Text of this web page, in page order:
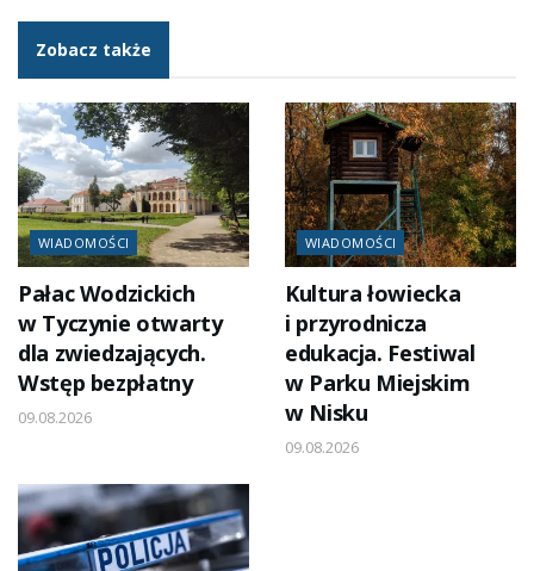
Zobacz także
WIADOMOŚCI
Pałac Wodzickich
w Tyczynie otwarty
dla zwiedzających.
Wstęp bezpłatny
09.08.2026
WIADOMOŚCI
Kultura łowiecka
i przyrodnicza
edukacja. Festiwal
w Parku Miejskim
w Nisku
09.08.2026